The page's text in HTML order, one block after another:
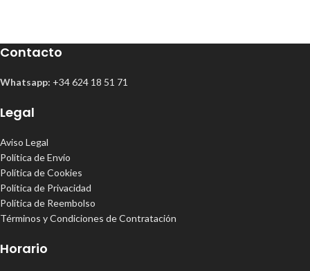
Contacto
Whatsapp: +34 624 18 51 71
Legal
Aviso Legal
Política de Envío
Política de Cookies
Política de Privacidad
Política de Reembolso
Términos y Condiciones de Contratación
Horario